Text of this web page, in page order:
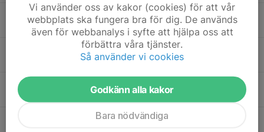
17
Tor
Vi använder oss av kakor (cookies) för att vår
webbplats ska fungera bra för dig. De används
även för webbanalys i syfte att hjälpa oss att
förbättra våra tjänster.
Så använder vi cookies
Godkänn alla kakor
Bara nödvändiga